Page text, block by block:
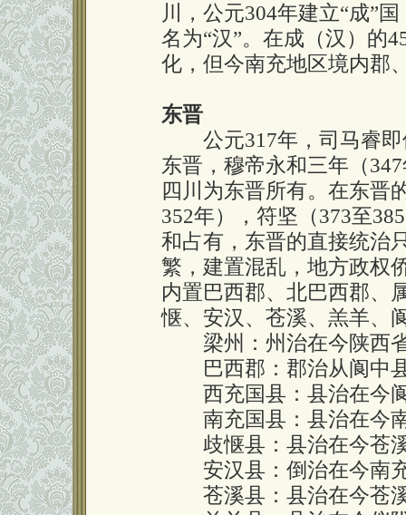
川，公元304年建立“成”
名为“汉”。在成（汉）的
化，但今南充地区境内郡
东晋
公元317年，司马睿即
东晋，穆帝永和三年（
四川为东晋所有。在东晋
352年），符坚（373至
和占有，东晋的直接统治
繁，建置混乱，地方政权
内置巴西郡、北巴西郡、
惬、安汉、苍溪、羔羊、
梁州：州治在今陕西
巴西郡：郡治从阆中
西充国县：县治在今
南充国县：县治在今
歧惬县：县治在今苍
安汉县：倒治在今南充
苍溪县：县治在今苍